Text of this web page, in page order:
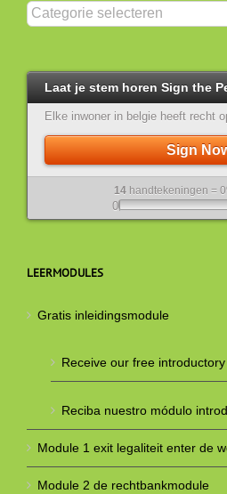
Categorieën
Laat je stem horen Sign the
Elke inwoner in belgie heeft recht
Sign
14 handtekeningen =
0
LEERMODULES
Gratis inleidingsmodule
Receive our free
Reciba nuestro módulo
Module 1 exit legaliteit enter de
Module 2 de rechtbankmodule